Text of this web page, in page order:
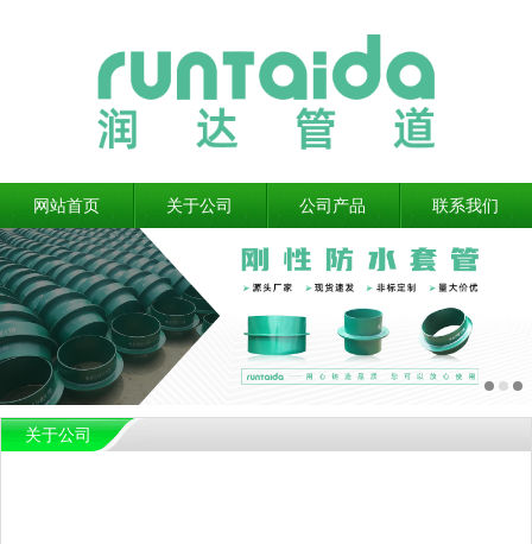
网站首页 关于公司 公司产品 联系我们
关于公司